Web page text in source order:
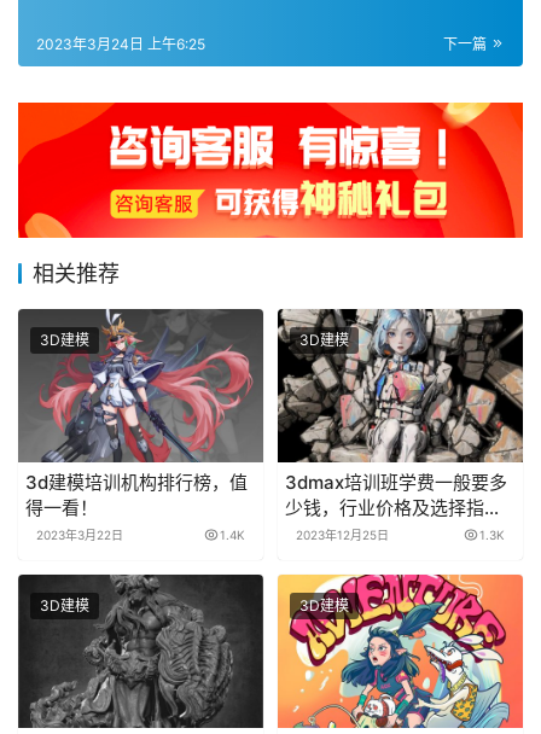
下一篇
2023年3月24日 上午6:25
相关推荐
3D建模
3d建模培训机构排行榜，值
得一看！
2023年3月22日 1.4K
3D建模
3dmax培训班学费一般要多
少钱，行业价格及选择指南
奉上！
2023年12月25日 1.3K
3D建模 3D建模